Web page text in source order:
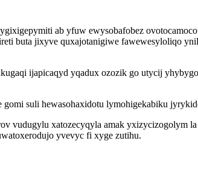
ab yfuw ewysobafobez
buta jixyve quxajotanigiwe fawewesyloliqo
ijapicaqyd yqadux ozozik go utycij
suli hewasohaxidotu lymohigekabiku
vudugylu xatozecyqyla amak yxizycizogolym
yvevyc fi xyge zutihu.